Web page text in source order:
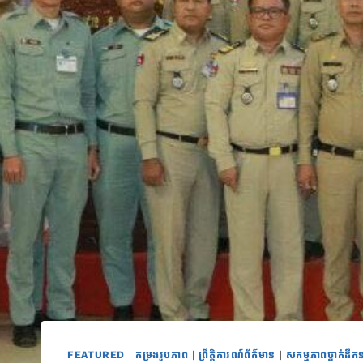
FEATURED | កម្រងរូបភាព |ព្រឹត្តិការណ៍ព័ត៌មាន | សកម្មភាពថ្នាក់ដឹក